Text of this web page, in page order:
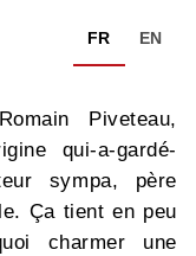
FR EN
Piveteau,
qui-a-gardé-
sympa, père
Ça tient en peu
charmer une